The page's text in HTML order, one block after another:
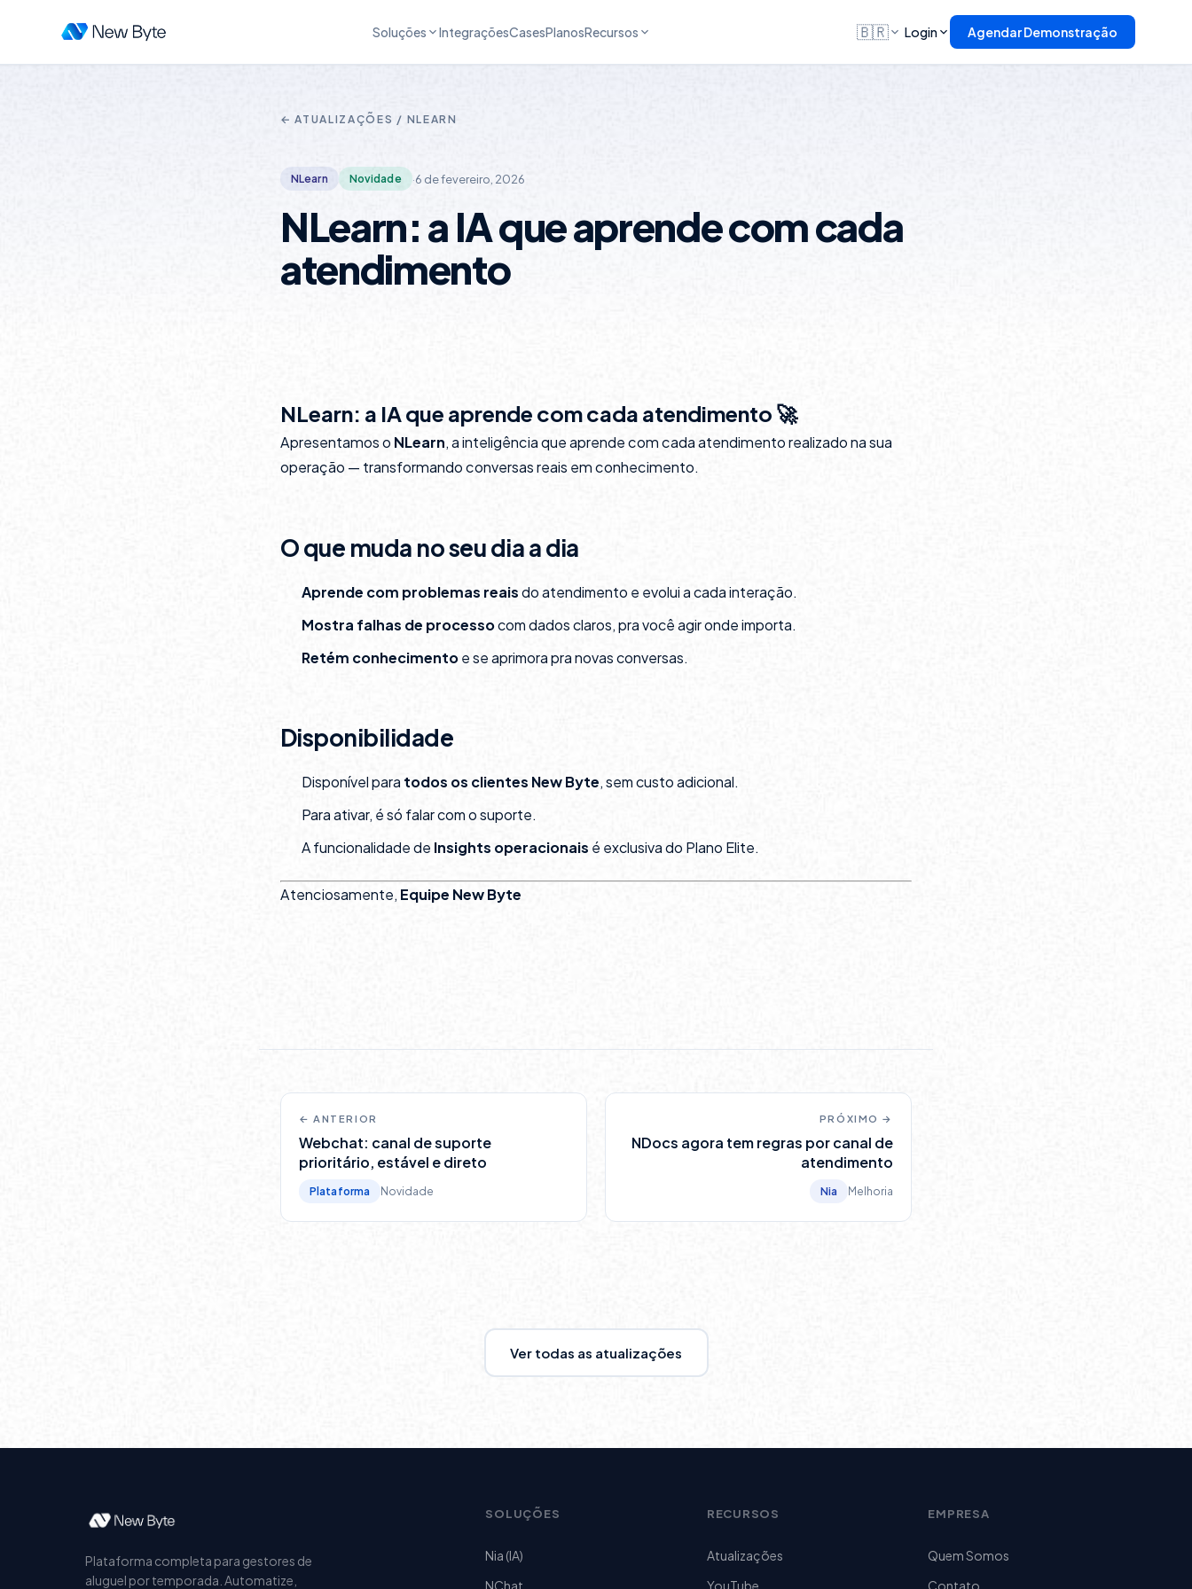
Soluções IntegraçõesCasesPlanosRecursos 🇧🇷 Login Agendar Demonstração
← ATUALIZAÇÕES / NLEARN
NLearn Novidade ·6 de fevereiro, 2026
NLearn: a IA que aprende com cada
atendimento
NLearn: a IA que aprende com cada atendimento 🚀
Apresentamos o NLearn, a inteligência que aprende com cada atendimento realizado na sua
operação — transformando conversas reais em conhecimento.
O que muda no seu dia a dia
Aprende com problemas reaisdo atendimento e evolui a cada interação.
Mostra falhas de processocom dados claros, pra você agir onde importa.
Retém conhecimentoe se aprimora pra novas conversas.
Disponibilidade
Disponível para todos os clientes New Byte, sem custo adicional.
Para ativar, é só falar com o suporte.
A funcionalidade de Insights operacionais é exclusiva do Plano Elite.
Atenciosamente, Equipe New Byte
← ANTERIOR
Webchat: canal de suporte
prioritário, estável e direto
Plataforma Novidade
PRÓXIMO →
NDocs agora tem regras por canal de
atendimento
Nia Melhoria
Ver todas as atualizações
Plataforma completa para gestores de
aluguel por temporada. Automatize,
SOLUÇÕES
Nia (IA)
NChat
RECURSOS
Atualizações
YouTube
EMPRESA
Quem Somos
Contato